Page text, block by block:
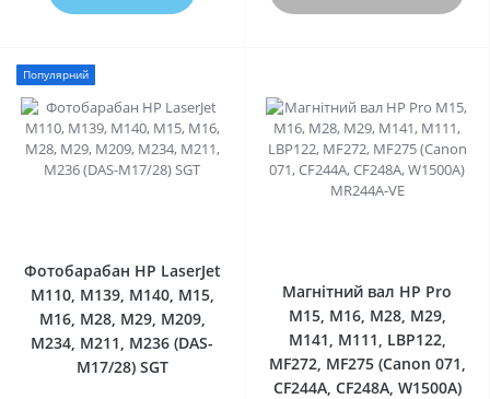
Популярний
Фотобарабан HP LaserJet
M110, M139, M140, M15,
M16, M28, M29, M209,
M234, M211, M236 (DAS-
M17/28) SGT
Магнітний вал HP Pro
M15, M16, M28, M29,
M141, M111, LBP122,
MF272, MF275 (Canon 071,
CF244A, CF248A, W1500A)